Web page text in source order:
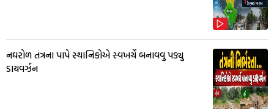
નઘરોળ તંત્રના પાપે સ્થાનિકોએ સ્વખર્ચે બનાવવુ પડ્યુ
ડાયવર્ઝન